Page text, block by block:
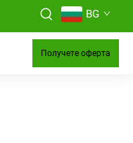
BG
Получете оферта